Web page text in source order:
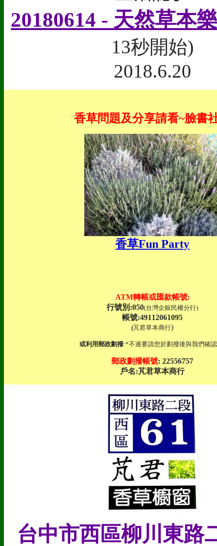
20180614 - 天然草本
13秒開始)
2018.6.20
香草問題及分享請看~臉書
香草Fun Party
ATM轉帳或匯款帳號:
行號別:050(台灣企銀民權分行)
帳號:49112061095
(芃君草本商行)
或利用郵政劃撥:*不過要請您於劃撥後與我們確
郵政劃撥帳號: 22556757
戶名:芃君草本商行
台中市西區柳川東路